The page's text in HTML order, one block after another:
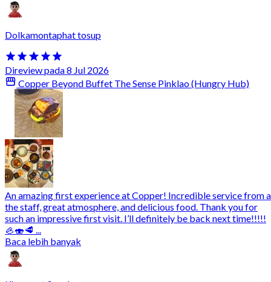
Dolkamontaphat tosup
Direview pada 8 Jul 2026
Copper Beyond Buffet The Sense Pinklao (Hungry Hub)
An amazing first experience at Copper! Incredible service from
the staff, great atmosphere, and delicious food. Thank you for
such an impressive first visit. I’ll definitely be back next time!!!!!
🦪🍣🥩 ...
Baca lebih banyak